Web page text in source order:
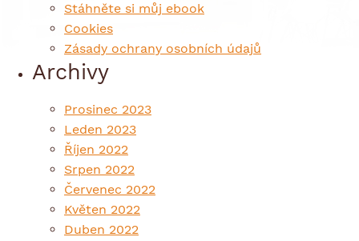
Stáhněte si můj ebook
Cookies
Zásady ochrany osobních údajů
Archivy
Prosinec 2023
Leden 2023
Říjen 2022
Srpen 2022
Červenec 2022
Květen 2022
Duben 2022